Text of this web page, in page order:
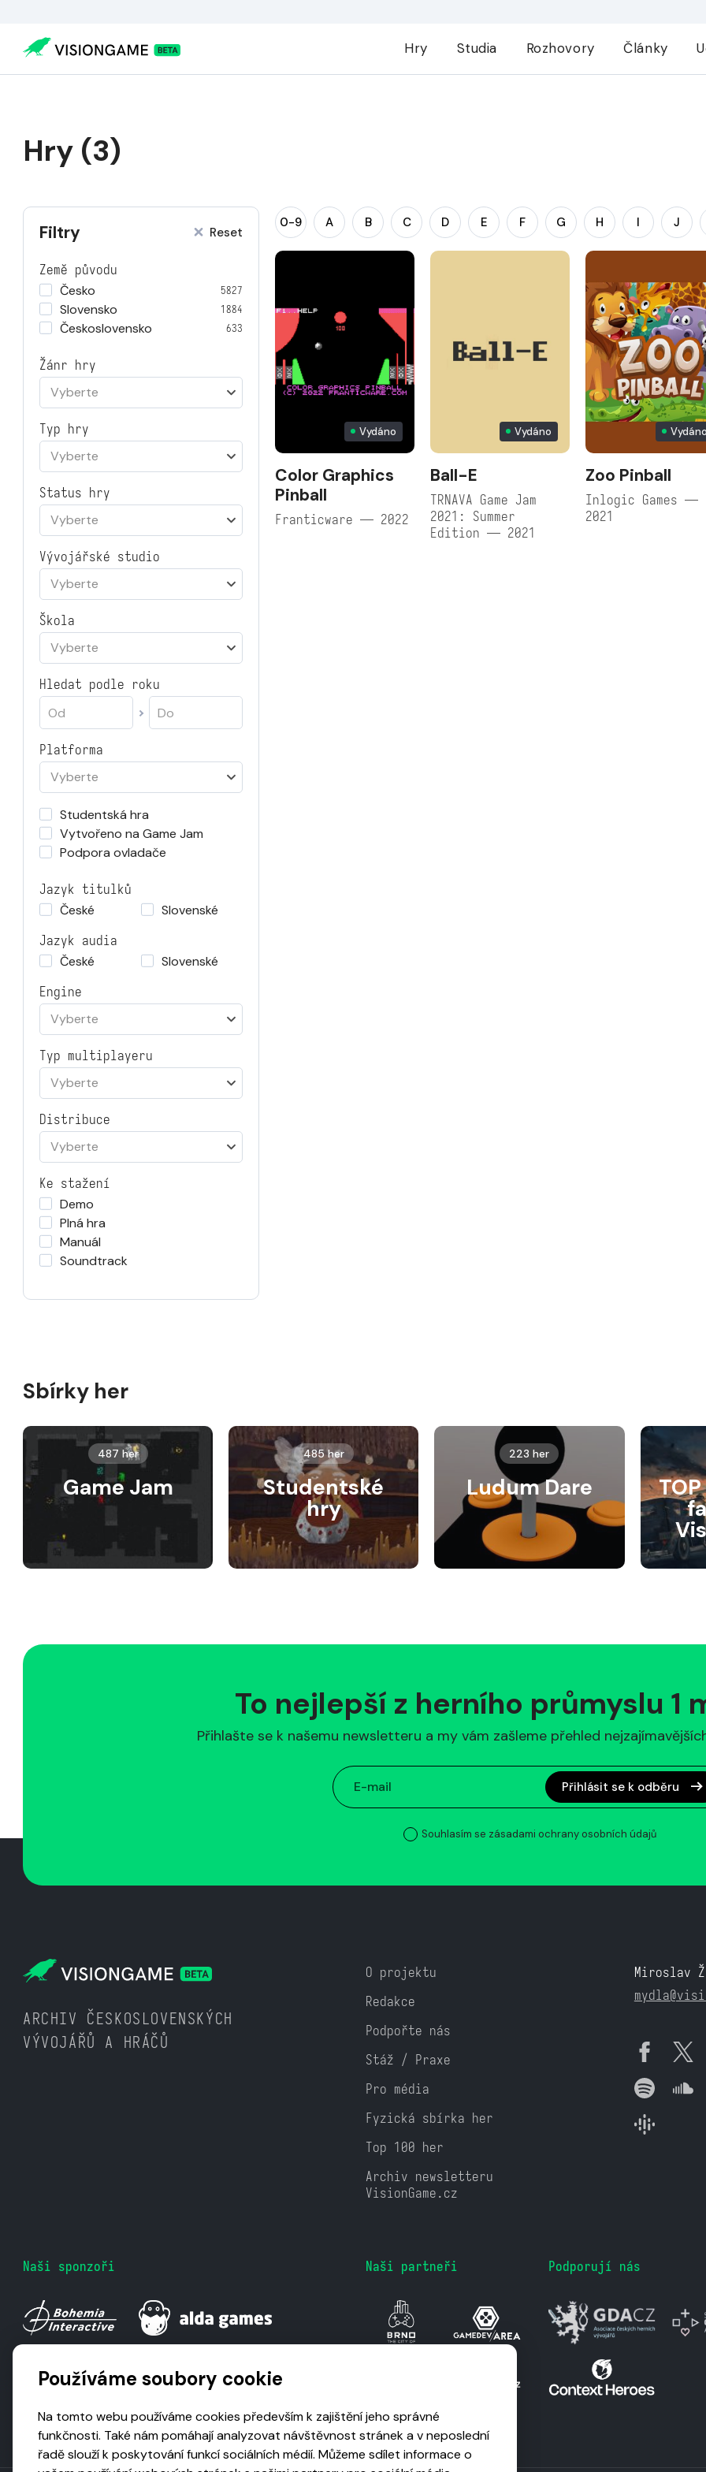
Hry Studia Rozhovory Články
Hry (3)
Filtry Reset
Země původu
Česko
5827
Slovensko 1884
Československo 633
Žánr hry
Vyberte
Typ hry
Vyberte
Status hry
Vyberte
Vývojářské studio
Vyberte
Škola
Vyberte
Hledat podle roku
Platforma
Vyberte
Studentská hra
Vytvořeno na Game Jam
Podpora ovladače
Jazyk titulků
České
Slovenské
Jazyk audia
České
Slovenské
Engine
Vyberte
Typ multiplayeru
Vyberte
Distribuce
Vyberte
Ke stažení
Demo
Plná hra
Manuál
Soundtrack
0-9 A B C D E F G H I J
Vydáno
Color Graphics
Pinball
Franticware — 2022
Vydáno
Ball-E
TRNAVA Game Jam
2021: Summer
Edition — 2021
Zoo Pinball
Inlogic Games —
2021
Sbírky her
487 her
Game Jam
485 her
Studentské
hry
223 her
Ludum Dare
To nejlepší z herního průmyslu 1
Přihlašte se k našemu newsletteru a my vám zašleme přehled
Přihlásit se k odběru
Souhlasím se zásadami ochrany osobních údajů
ARCHIV ČESKOSLOVENSKÝCH
VÝVOJÁŘŮ A HRÁČŮ
O projektu
Redakce
Podpořte nás
Stáž / Praxe
Pro média
Fyzická sbírka her
Top 100 her
Archiv newsletteru
VisionGame.cz
Miroslav
Naši sponzoři Naši partneři Podporují nás
Používáme soubory cookie
Na tomto webu používáme cookies především k zajištění jeho správné
funkčnosti. Také nám pomáhají analyzovat návštěvnost stránek a v neposlední
řadě slouží k poskytování funkcí sociálních médií. Můžeme sdílet informace o